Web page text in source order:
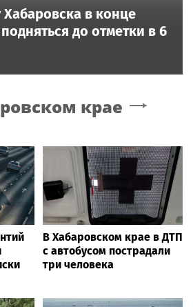
в конце
до отметки в 6
крае
В Хабаровском крае в ДТП
с автобусом пострадали
три человека